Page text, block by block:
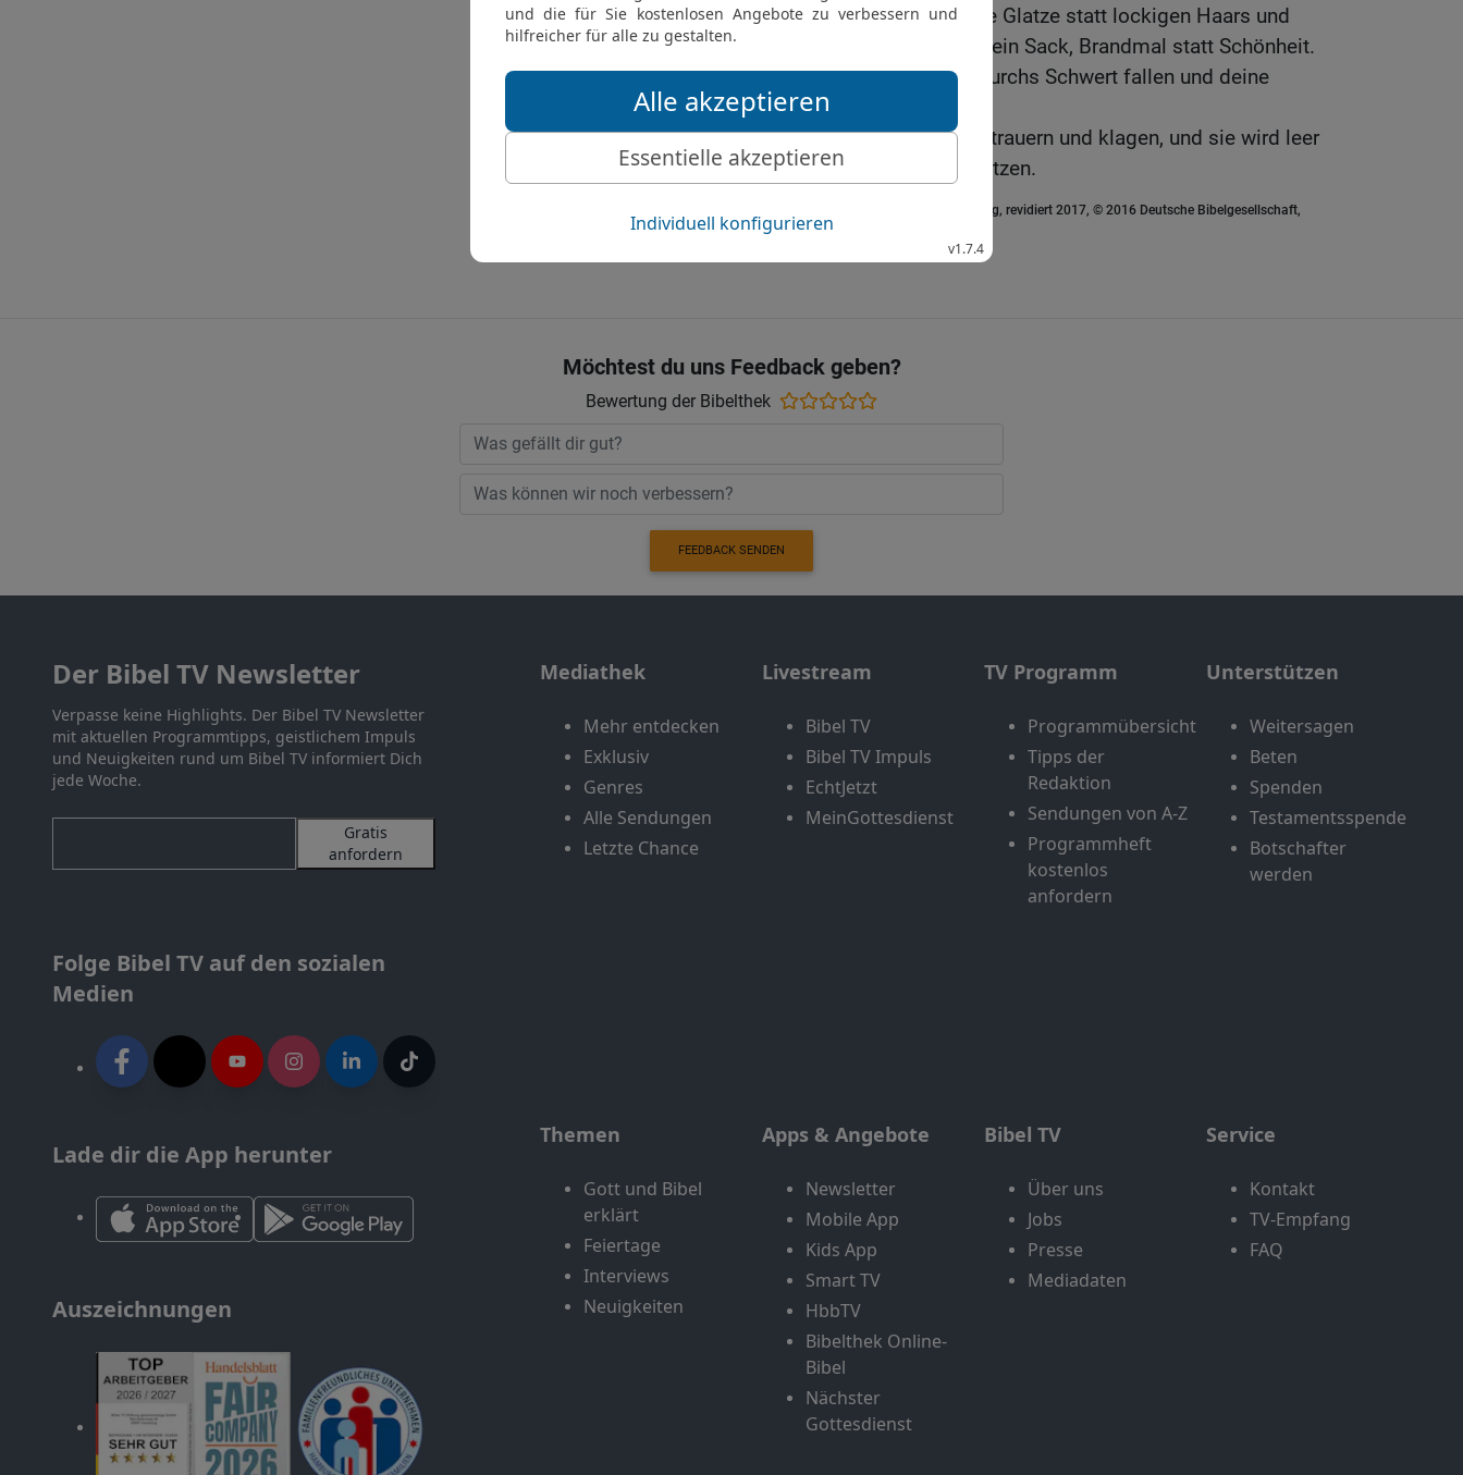
statt eines Gürtels und eine Glatze statt lockigen Haars und
statt des Prachtgewandes ein Sack, Brandmal statt Schönheit.
25 Deine Männer werden durchs Schwert fallen und deine
Krieger im Kampf.
26 Und Zions Tore werden trauern und klagen, und sie wird leer
und einsam auf der Erde sitzen.
Die Bibel nach Martin Luthers Übersetzung, revidiert 2017, © 2016 Deutsche Bibelgesellschaft,
Stuttgart
Möchtest du uns Feedback geben?
Bewertung der Bibelthek
FEEDBACK SENDEN
Der Bibel TV Newsletter
Verpasse keine Highlights. Der Bibel TV Newsletter
mit aktuellen Programmtipps, geistlichem Impuls
und Neuigkeiten rund um Bibel TV informiert Dich
jede Woche.
Gratis
anfordern
Folge Bibel TV auf den sozialen
Medien
Lade dir die App herunter
Auszeichnungen
Mediathek
Mehr entdecken
Exklusiv
Genres
Alle Sendungen
Letzte Chance
Livestream
Bibel TV
Bibel TV Impuls
EchtJetzt
MeinGottesdienst
TV Programm
Programmübersicht
Tipps der
Redaktion
Sendungen von A-Z
Programmheft
kostenlos
anfordern
Unterstützen
Weitersagen
Beten
Spenden
Testamentsspende
Botschafter
werden
Themen
Gott und Bibel
erklärt
Feiertage
Interviews
Neuigkeiten
Apps & Angebote
Newsletter
Mobile App
Kids App
Smart TV
HbbTV
Bibelthek Online-
Bibel
Nächster
Gottesdienst
Bibel TV
Über uns
Jobs
Presse
Mediadaten
Service
Kontakt
TV-Empfang
FAQ